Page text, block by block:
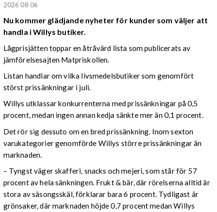
2026 08 06
Nu kommer glädjande nyheter för kunder som väljer att
handla i Willys butiker.
Lågprisjätten toppar en åtråvärd lista som publicerats av
jämförelsesajten Matpriskollen.
Listan handlar om vilka livsmedelsbutiker som genomfört
störst prissänkningar i juli.
Willys utklassar konkurrenterna med prissänkningar på 0,5
procent, medan ingen annan kedja sänkte mer än 0,1 procent.
Det rör sig dessuto om en bred prissänkning. Inom sexton
varukategorier genomförde Willys större prissänkningar än
marknaden.
– Tyngst väger skafferi, snacks och mejeri, som står för 57
procent av hela sänkningen. Frukt & bär, där rörelserna alltid är
stora av säsongsskäl, förklarar bara 6 procent. Tydligast är
grönsaker, där marknaden höjde 0,7 procent medan Willys